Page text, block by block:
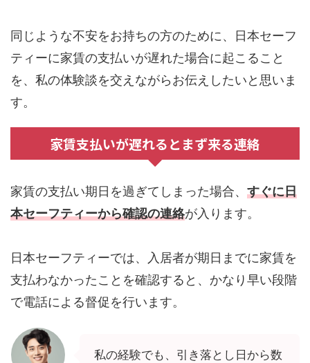
同じような不安をお持ちの方のために、日本セーフ
ティーに家賃の支払いが遅れた場合に起こること
を、私の体験談を交えながらお伝えしたいと思いま
す。
家賃支払いが遅れるとまず来る連絡
家賃の支払い期日を過ぎてしまった場合、 すぐに日
本セーフティーから確認の連絡が入ります。
日本セーフティーでは、入居者が期日までに家賃を
支払わなかったことを確認すると、かなり早い段階
で電話による督促を行います。
私の経験でも、引き落とし日から数